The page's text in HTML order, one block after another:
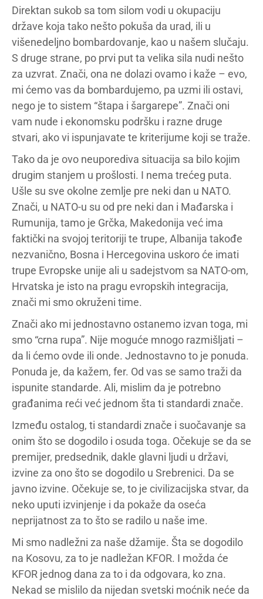
Direktan sukob sa tom silom vodi u okupaciju
države koja tako nešto pokuša da urad, ili u
višenedeljno bombardovanje, kao u našem slučaju.
S druge strane, po prvi put ta velika sila nudi nešto
za uzvrat. Znači, ona ne dolazi ovamo i kaže – evo,
mi ćemo vas da bombardujemo, pa uzmi ili ostavi,
nego je to sistem “štapa i šargarepe”. Znači oni
vam nude i ekonomsku podršku i razne druge
stvari, ako vi ispunjavate te kriterijume koji se traže.
Tako da je ovo neuporediva situacija sa bilo kojim
drugim stanjem u prošlosti. I nema trećeg puta.
Ušle su sve okolne zemlje pre neki dan u NATO.
Znači, u NATO-u su od pre neki dan i Mađarska i
Rumunija, tamo je Grčka, Makedonija već ima
faktički na svojoj teritoriji te trupe, Albanija takođe
nezvanično, Bosna i Hercegovina uskoro će imati
trupe Evropske unije ali u sadejstvom sa NATO-om,
Hrvatska je isto na pragu evropskih integracija,
znači mi smo okruženi time.
Znači ako mi jednostavno ostanemo izvan toga, mi
smo “crna rupa”. Nije moguće mnogo razmišljati –
da li ćemo ovde ili onde. Jednostavno to je ponuda.
Ponuda je, da kažem, fer. Od vas se samo traži da
ispunite standarde. Ali, mislim da je potrebno
građanima reći već jednom šta ti standardi znače.
Između ostalog, ti standardi znače i suočavanje sa
onim što se dogodilo i osuda toga. Očekuje se da se
premijer, predsednik, dakle glavni ljudi u državi,
izvine za ono što se dogodilo u Srebrenici. Da se
javno izvine. Očekuje se, to je civilizacijska stvar, da
neko uputi izvinjenje i da pokaže da oseća
neprijatnost za to što se radilo u naše ime.
Mi smo nadležni za naše džamije. Šta se dogodilo
na Kosovu, za to je nadležan KFOR. I možda će
KFOR jednog dana za to i da odgovara, ko zna.
Nekad se mislilo da nijedan svetski moćnik neće da